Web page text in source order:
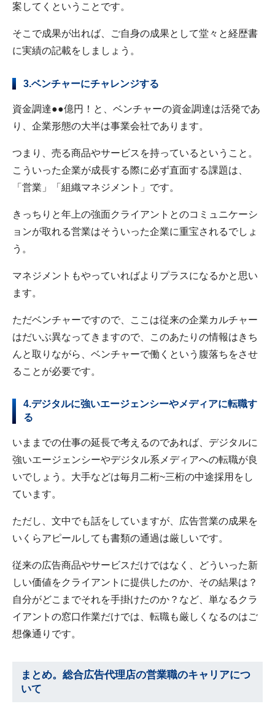
案してくということです。
そこで成果が出れば、ご自身の成果として堂々と経歴書
に実績の記載をしましょう。
3.ベンチャーにチャレンジする
資金調達●●億円！と、ベンチャーの資金調達は活発であ
り、企業形態の大半は事業会社であります。
つまり、売る商品やサービスを持っているということ。
こういった企業が成長する際に必ず直面する課題は、
「営業」「組織マネジメント」です。
きっちりと年上の強面クライアントとのコミュニケーシ
ョンが取れる営業はそういった企業に重宝されるでしょ
う。
マネジメントもやっていればよりプラスになるかと思い
ます。
ただベンチャーですので、ここは従来の企業カルチャー
はだいぶ異なってきますので、このあたりの情報はきち
んと取りながら、ベンチャーで働くという腹落ちをさせ
ることが必要です。
4.デジタルに強いエージェンシーやメディアに転職す
る
いままでの仕事の延長で考えるのであれば、デジタルに
強いエージェンシーやデジタル系メディアへの転職が良
いでしょう。大手などは毎月二桁~三桁の中途採用をし
ています。
ただし、文中でも話をしていますが、広告営業の成果を
いくらアピールしても書類の通過は厳しいです。
従来の広告商品やサービスだけではなく、どういった新
しい価値をクライアントに提供したのか、その結果は？
自分がどこまでそれを手掛けたのか？など、単なるクラ
イアントの窓口作業だけでは、転職も厳しくなるのはご
想像通りです。
まとめ。総合広告代理店の営業職のキャリアにつ
いて